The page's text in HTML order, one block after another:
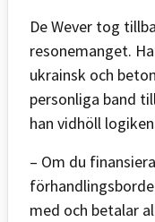
De Wever tog
resonemanget.
ukrainsk och
personliga band
han vidhöll
– Om du
med och betalar